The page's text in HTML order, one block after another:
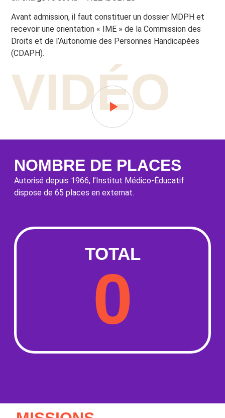
Avant admission, il faut constituer un dossier MDPH et
recevoir une orientation « IME » de la Commission des
Droits et de l’Autonomie des Personnes Handicapées
(CDAPH).
VIDÉO
NOMBRE DE PLACES
Autorisé depuis 1966, l’Institut Médico-Éducatif
dispose de 65 places en externat.
TOTAL
0